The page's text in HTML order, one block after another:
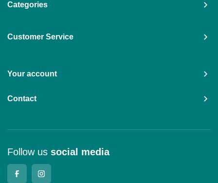
Categories
Customer Service
Your account
Contact
Follow us social media